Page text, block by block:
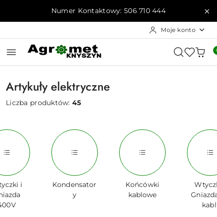
Przejdź do treści głównej
Przejdź do wyszukiwarki
Przejdź do moje konto
Przejdź do menu głównego
Przejdź do stopkiNumer Kontaktowy: 506 710 444
Moje konto
Artykuły elektryczne
Liczba produktów:45
i
Kondensator
y
Końcówki
kablowe